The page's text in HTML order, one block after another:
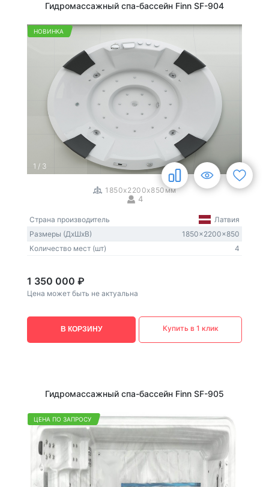
Гидромассажный спа-бассейн Finn SF-904
1 / 3
НОВИНКА
1850x2200x850мм
4
Страна производитель
Латвия
Размеры (ДxШxВ)
1850x2200x850
Количество мест (шт)
4
1 350 000 ₽
Цена может быть не актуальна
В КОРЗИНУ Купить в 1 клик
Гидромассажный спа-бассейн Finn SF-905
ЦЕНА ПО ЗАПРОСУ